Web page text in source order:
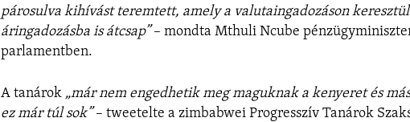
párosulva kihívást teremtett, amely a valutaingadozáson
áringadozásba is átcsap”– mondta Mthuli Ncube
parlamentben.
A tanárok „már nem engedhetik meg maguknak a kenyeret és
ez már túl sok”– tweetelte a zimbabwei Progresszív Tanárok